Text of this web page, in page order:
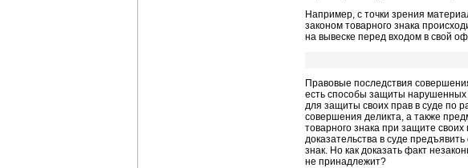
Например, с точки зрения
законом товарного знака
на вывеске перед входом в свой
Правовые последствия
есть способы защиты нарушенных
для защиты своих прав в суде по
совершения деликта, а также
товарного знака при защите
доказательства в суде
знак. Но как доказать факт
не принадлежит?